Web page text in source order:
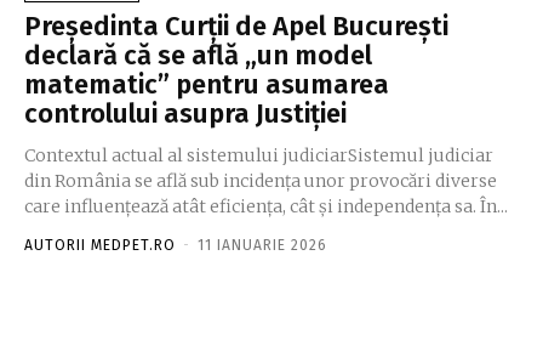
Președinta Curții de Apel București
declară că se află „un model
matematic” pentru asumarea
controlului asupra Justiției
Contextul actual al sistemului judiciarSistemul judiciar
din România se află sub incidența unor provocări diverse
care influențează atât eficiența, cât și independența sa. În...
AUTORII MEDPET.RO - 11 IANUARIE 2026